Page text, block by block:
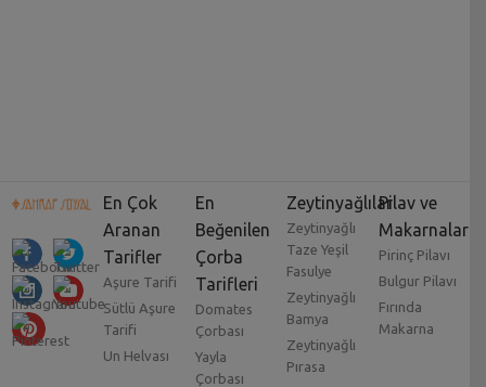
En Çok
Aranan
Tarifler
Aşure Tarifi
Sütlü Aşure
Tarifi
Un Helvası
En
Beğenilen
Çorba
Tarifleri
Domates
Çorbası
Yayla
Çorbası
Zeytinyağlılar
Zeytinyağlı
Taze Yeşil
Fasulye
Zeytinyağlı
Bamya
Zeytinyağlı
Pırasa
Pilav ve
Makarnalar
Pirinç Pilavı
Bulgur Pilavı
Fırında
Makarna